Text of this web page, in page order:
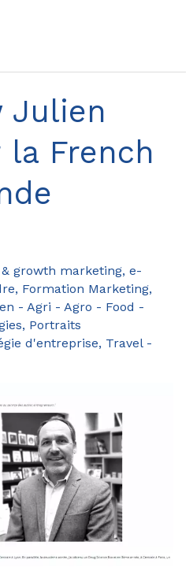
Julien
la French
growth marketing, e-
, Formation Marketing,
- Agri - Agro - Food -
, Portraits
d'entreprise, Travel -